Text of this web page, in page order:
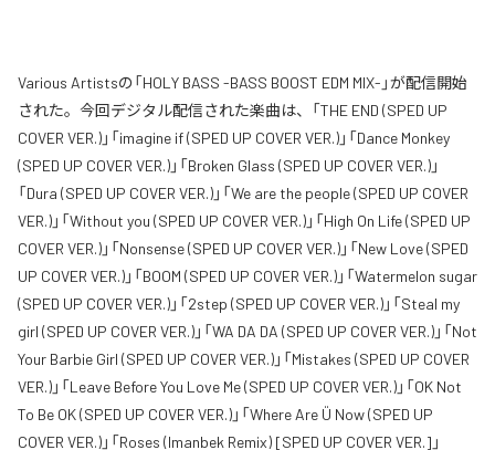
Various Artistsの「HOLY BASS -BASS BOOST EDM MIX-」が配信開始
された。今回デジタル配信された楽曲は、「THE END (SPED UP
COVER VER.)」「imagine if (SPED UP COVER VER.)」「Dance Monkey
(SPED UP COVER VER.)」「Broken Glass (SPED UP COVER VER.)」
「Dura (SPED UP COVER VER.)」「We are the people (SPED UP COVER
VER.)」「Without you (SPED UP COVER VER.)」「High On Life (SPED UP
COVER VER.)」「Nonsense (SPED UP COVER VER.)」「New Love (SPED
UP COVER VER.)」「BOOM (SPED UP COVER VER.)」「Watermelon sugar
(SPED UP COVER VER.)」「2step (SPED UP COVER VER.)」「Steal my
girl (SPED UP COVER VER.)」「WA DA DA (SPED UP COVER VER.)」「Not
Your Barbie Girl (SPED UP COVER VER.)」「Mistakes (SPED UP COVER
VER.)」「Leave Before You Love Me (SPED UP COVER VER.)」「OK Not
To Be OK (SPED UP COVER VER.)」「Where Are Ü Now (SPED UP
COVER VER.)」「Roses (Imanbek Remix) [SPED UP COVER VER.]」